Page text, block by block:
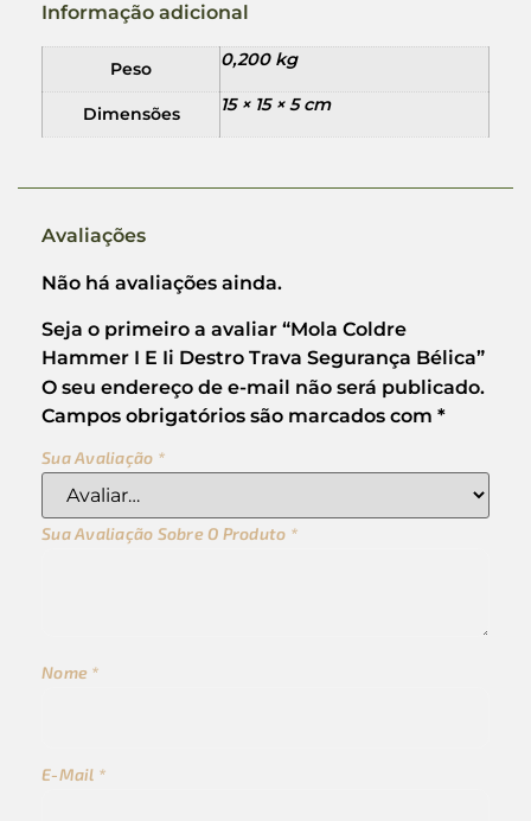
Informação adicional
Peso 0,200 kg
Dimensões 15 × 15 × 5 cm
Avaliações
Não há avaliações ainda.
Seja o primeiro a avaliar “Mola Coldre
Hammer I E Ii Destro Trava Segurança Bélica”
O seu endereço de e-mail não será publicado.
Campos obrigatórios são marcados com *
Sua Avaliação *
Sua Avaliação Sobre O Produto *
Nome *
E-Mail *